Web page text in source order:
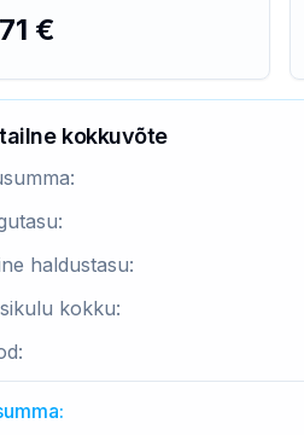
€
kokkuvõte
haldustasu:
kokku: